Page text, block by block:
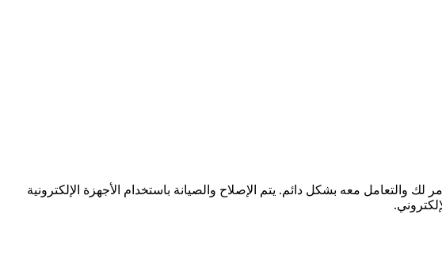
معه بشكل دائم. يتم الإصلاح والصيانة باستخدام الأجهزة الإلكترونية